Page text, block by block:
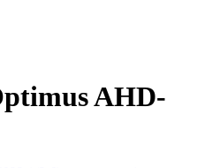
AHD-